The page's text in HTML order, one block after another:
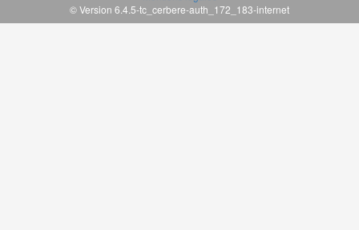
© Version 6.4.5-tc_cerbere-auth_172_183-internet